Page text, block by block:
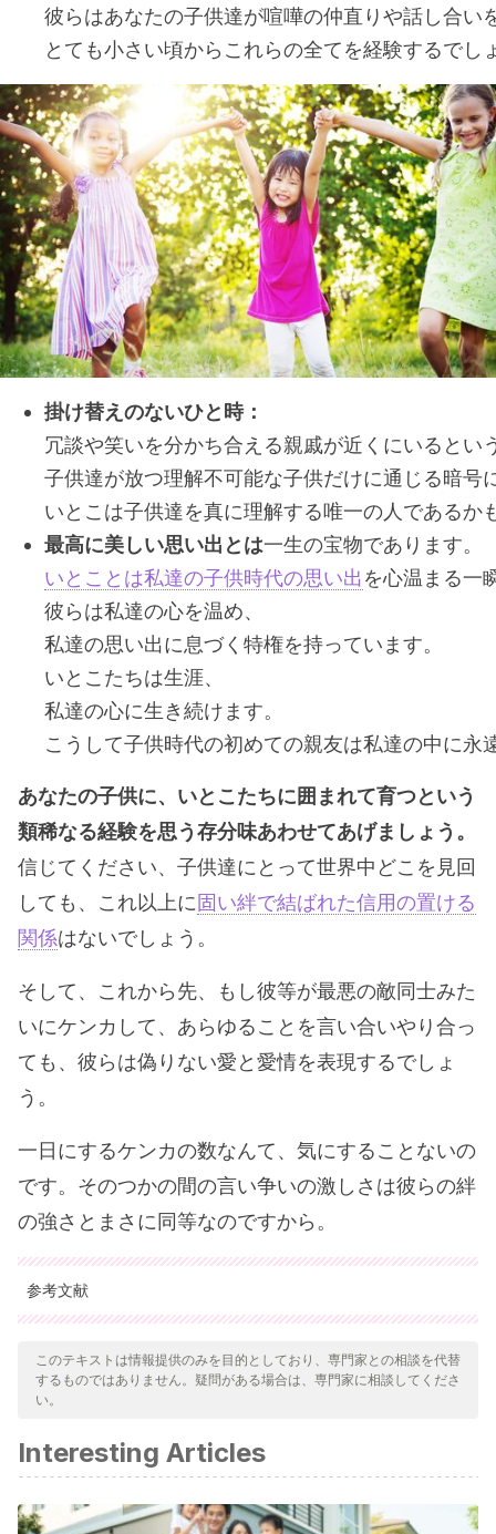
彼らはあなたの子供達が喧嘩の仲直りや話し合い
とても小さい頃からこれらの全てを経験するでし
掛け替えのないひと時：
冗談や笑いを分かち合える親戚が近くにいるとい
子供達が放つ理解不可能な子供だけに通じる暗号
いとこは子供達を真に理解する唯一の人であるか
最高に美しい思い出とは一生の宝物であります。
いとことは私達の子供時代の思い出を心温まる一
彼らは私達の心を温め、
私達の思い出に息づく特権を持っています。
いとこたちは生涯、
私達の心に生き続けます。
こうして子供時代の初めての親友は私達の中に永
あなたの子供に、いとこたちに囲まれて育つという
類稀なる経験を思う存分味あわせてあげましょう。
信じてください、子供達にとって世界中どこを見回
しても、これ以上に固い絆で結ばれた信用の置ける
関係はないでしょう。
そして、これから先、もし彼等が最悪の敵同士みた
いにケンカして、あらゆることを言い合いやり合っ
ても、彼らは偽りない愛と愛情を表現するでしょ
う。
一日にするケンカの数なんて、気にすることないの
です。そのつかの間の言い争いの激しさは彼らの絆
の強さとまさに同等なのですから。
参考文献
引用された全ての情報源は、品質、信頼性、時代性、および妥当
性を確保するために、私たちのチームによって綿密に審査されま
した。この記事の参考文献は、学術的または科学的に正確で信頼
Zhao, H.(2000). Family-based association studies.
Statistical Methods in Medical Research,9(6), 563-587.
https://journals.sagepub.com/doi/abs/10.1177/
このテキストは情報提供のみを目的としており、専門家との相談を代替
するものではありません。疑問がある場合は、専門家に相談してくださ
い。
Interesting Articles